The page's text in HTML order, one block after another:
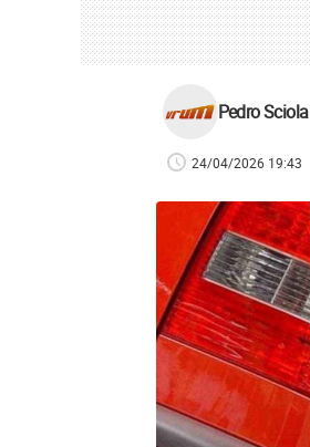
Pedro Sciola
24/04/2026 19:43